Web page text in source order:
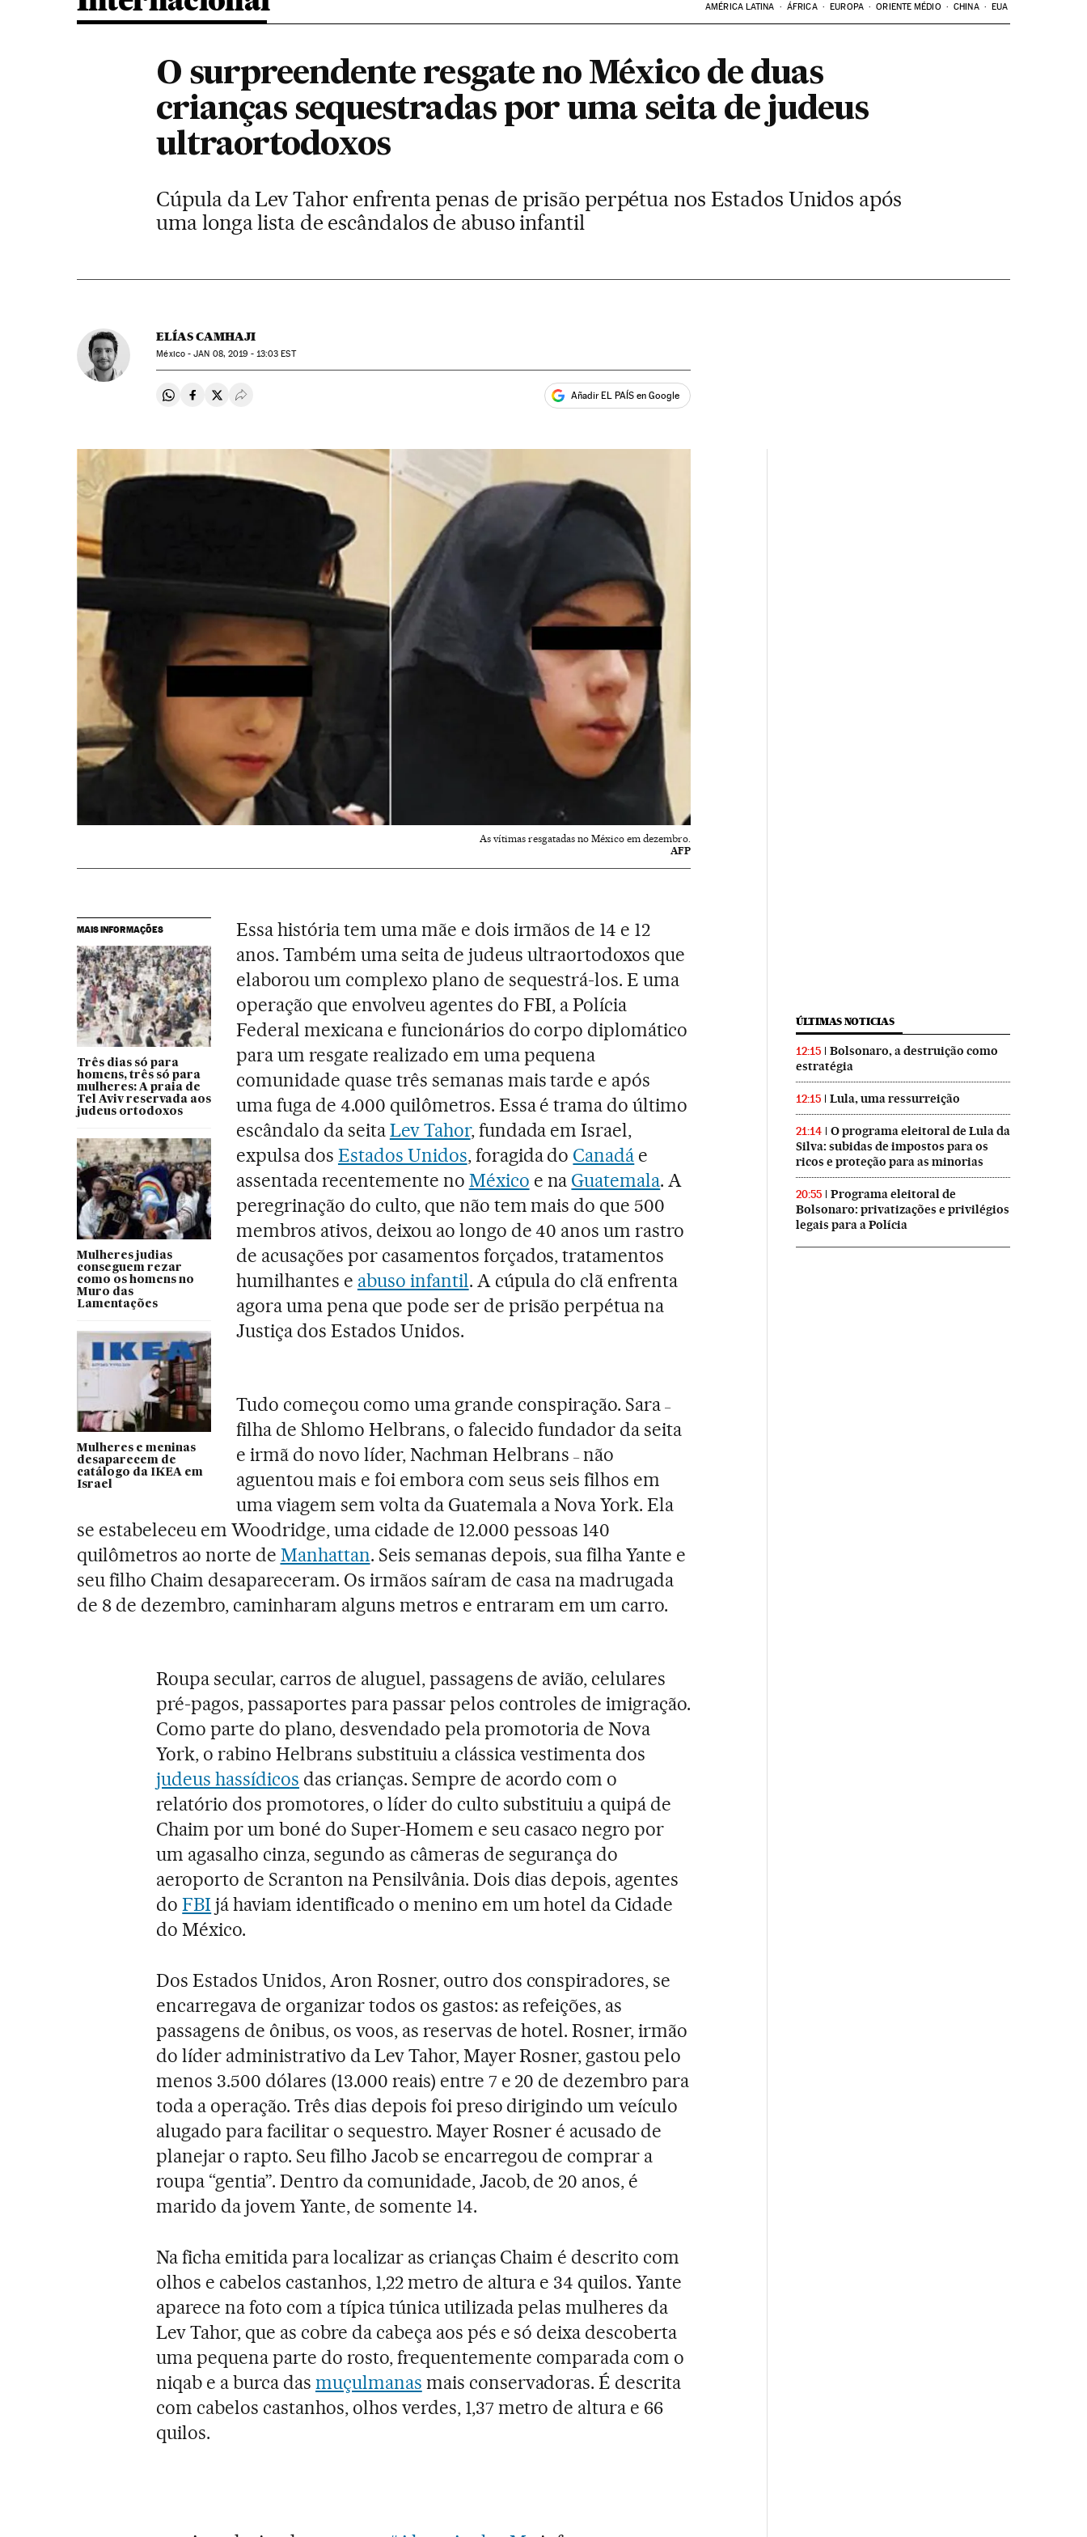
AMÉRICA LATINA ÁFRICA EUROPA ORIENTE MÉDIO CHINA EUA
O surpreendente resgate no México de duas
crianças sequestradas por uma seita de judeus
ultraortodoxos
Cúpula da Lev Tahor enfrenta penas de prisão perpétua nos Estados Unidos após
uma longa lista de escândalos de abuso infantil
ELÍAS CAMHAJI
México -JAN 08, 2019 - 13:03 EST
Compartir en Whatsapp
Compartir en Facebook
Compartir en Twitter
Desplegar Redes Sociales Añadir EL PAÍS en Google
As vítimas resgatadas no México em dezembro.
AFP
MAIS INFORMAÇÕES
Três dias só para
homens, três só para
mulheres: A praia de
Tel Aviv reservada aos
judeus ortodoxos
Mulheres judias
conseguem rezar
como os homens no
Muro das
Lamentações
Mulheres e meninas
desaparecem de
catálogo da IKEA em
Israel
Essa história tem uma mãe e dois irmãos de 14 e 12
anos. Também uma seita de judeus ultraortodoxos que
elaborou um complexo plano de sequestrá-los. E uma
operação que envolveu agentes do FBI, a Polícia
Federal mexicana e funcionários do corpo diplomático
para um resgate realizado em uma pequena
comunidade quase três semanas mais tarde e após
uma fuga de 4.000 quilômetros. Essa é trama do último
escândalo da seitaLev Tahor, fundada em Israel,
expulsa dos Estados Unidos, foragida do Canadá e
assentada recentemente no México e na Guatemala. A
peregrinação do culto, que não tem mais do que 500
membros ativos, deixou ao longo de 40 anos um rastro
de acusações por casamentos forçados, tratamentos
humilhantes e abuso infantil. A cúpula do clã enfrenta
agora uma pena que pode ser de prisão perpétua na
Justiça dos Estados Unidos.
Tudo começou como uma grande conspiração. Sara–
filha de Shlomo Helbrans, o falecido fundador da seita
e irmã do novo líder, Nachman Helbrans–não
aguentou mais e foi embora com seus seis filhos em
uma viagem sem volta da Guatemala a Nova York. Ela
se estabeleceu em Woodridge, uma cidade de 12.000 pessoas 140
quilômetros ao norte de Manhattan. Seis semanas depois, sua filha Yante e
seu filho Chaim desapareceram. Os irmãos saíram de casa na madrugada
de 8 de dezembro, caminharam alguns metros e entraram em um carro.
Roupa secular, carros de aluguel, passagens de avião, celulares
pré-pagos, passaportes para passar pelos controles de imigração.
Como parte do plano, desvendado pela promotoria de Nova
York, o rabino Helbrans substituiu a clássica vestimenta dos
judeus hassídicos das crianças. Sempre de acordo com o
relatório dos promotores, o líder do culto substituiu a quipá de
Chaim por um boné do Super-Homem e seu casaco negro por
um agasalho cinza, segundo as câmeras de segurança do
aeroporto de Scranton na Pensilvânia. Dois dias depois, agentes
doFBI já haviam identificado o menino em um hotel da Cidade
do México.
Dos Estados Unidos, Aron Rosner, outro dos conspiradores, se
encarregava de organizar todos os gastos: as refeições, as
passagens de ônibus, os voos, as reservas de hotel. Rosner, irmão
do líder administrativo da Lev Tahor, Mayer Rosner, gastou pelo
menos 3.500 dólares (13.000 reais) entre 7 e 20 de dezembro para
toda a operação. Três dias depois foi preso dirigindo um veículo
alugado para facilitar o sequestro. Mayer Rosner é acusado de
planejar o rapto. Seu filho Jacob se encarregou de comprar a
roupa “gentia”. Dentro da comunidade, Jacob, de 20 anos, é
marido da jovem Yante, de somente 14.
Na ficha emitida para localizar as crianças Chaim é descrito com
olhos e cabelos castanhos, 1,22 metro de altura e 34 quilos. Yante
aparece na foto com a típica túnica utilizada pelas mulheres da
Lev Tahor, que as cobre da cabeça aos pés e só deixa descoberta
uma pequena parte do rosto, frequentemente comparada com o
niqab e a burca das muçulmanas mais conservadoras. É descrita
com cabelos castanhos, olhos verdes, 1,37 metro de altura e 66
quilos.
ÚLTIMAS NOTICIAS
12:15
Bolsonaro, a destruição como
estratégia
12:15 Lula, uma ressurreição
21:14
O programa eleitoral de Lula da
Silva: subidas de impostos para os
ricos e proteção para as minorias
20:55
Programa eleitoral de
Bolsonaro: privatizações e privilégios
legais para a Polícia